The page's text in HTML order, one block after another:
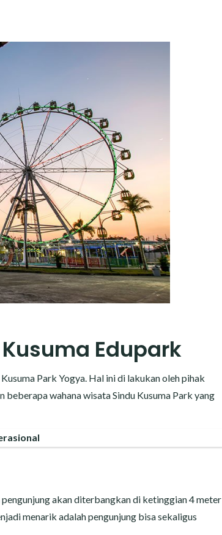
Edupark
Park Yogya. Hal ini di lakukan oleh pihak
wahana wisata Sindu Kusuma Park yang
akan diterbangkan di ketinggian 4 meter
menarik adalah pengunjung bisa sekaligus